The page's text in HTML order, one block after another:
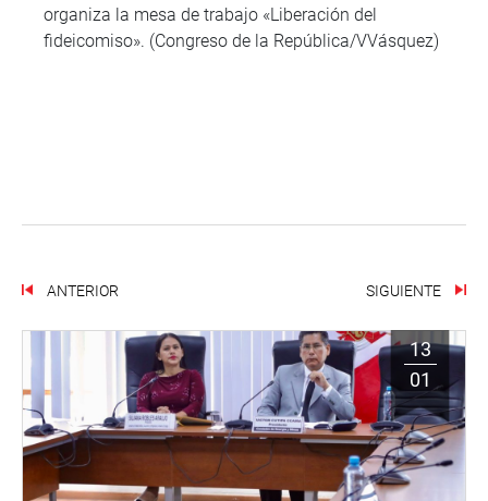
organiza la mesa de trabajo «Liberación del
fideicomiso». (Congreso de la República/VVásquez)
ANTERIOR SIGUIENTE
13
01